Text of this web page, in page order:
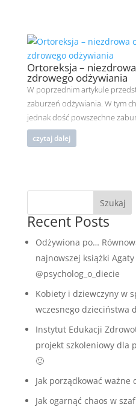
Ortoreksja –
zdrowego odżywiania
W poprzednim artykule
zaburzeń odżywiania. W tym
jednak dość powszechne
czytaj dalej
Szukaj
Recent Posts
Odżywiona po…
najnowszej książki Agaty
@psycholog_o_diecie
Kobiety i dziewczyny w
wczesnego dzieciństwa
Instytut Edukacji
projekt szkoleniowy dla
🙂
Jak porządkować ważne
Jak ogarnąć chaos w